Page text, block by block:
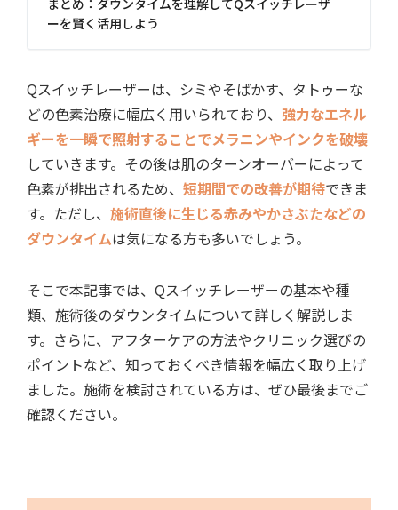
まとめ：ダウンタイムを理解してQスイッチレーザ
ーを賢く活用しよう
Qスイッチレーザーは、シミやそばかす、タトゥーな
どの色素治療に幅広く用いられており、 強力なエネル
ギーを一瞬で照射することでメラニンやインクを破壊
していきます。その後は肌のターンオーバーによって
色素が排出されるため、 短期間での改善が期待できま
す。ただし、 施術直後に生じる赤みやかさぶたなどの
ダウンタイムは気になる方も多いでしょう。
そこで本記事では、Qスイッチレーザーの基本や種
類、施術後のダウンタイムについて詳しく解説しま
す。さらに、アフターケアの方法やクリニック選びの
ポイントなど、知っておくべき情報を幅広く取り上げ
ました。施術を検討されている方は、ぜひ最後までご
確認ください。